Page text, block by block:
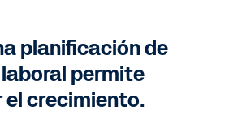
planificación de
permite
crecimiento.